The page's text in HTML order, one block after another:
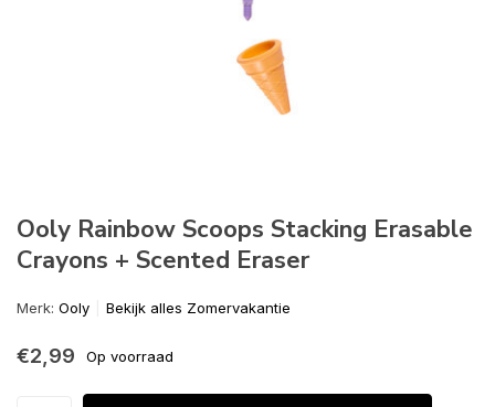
Ooly Rainbow Scoops Stacking Erasable
Crayons + Scented Eraser
Merk: Ooly Bekijk alles Zomervakantie
€2,99 Op voorraad